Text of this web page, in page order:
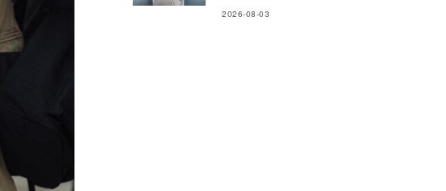
2026-08-03